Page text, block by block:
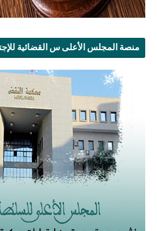
منصة المجلس الأعلى س القضائية